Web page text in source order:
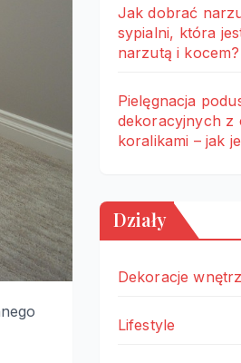
Jak dobrać
sypialni, która
narzutą i kocem?
Pielęgnacja
dekoracyjnych z
koralikami – jak
Działy
Dekoracje wnętrz
Lifestyle